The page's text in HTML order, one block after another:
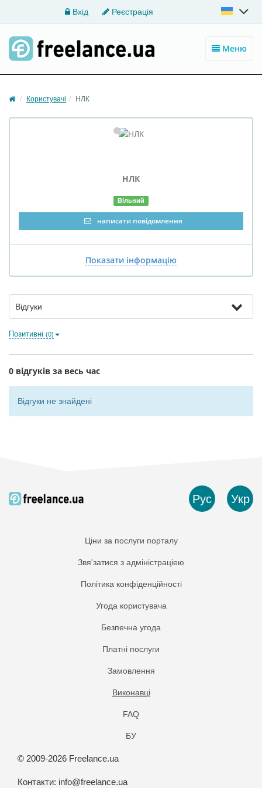
Вхід Реєстрація
Меню
Користувачі НЛК
НЛК
Вільний
написати повідомлення
Показати інформацію
Відгуки
Позитивні (0)
0 відгуків за весь час
Відгуки не знайдені
Рус Укр
Ціни за послуги порталу
Звя'затися з адміністраціею
Політика конфіденційності
Угода користувача
Безпечна угода
Платнi послуги
Замовлення
Виконавці
FAQ
БУ
© 2009-2026 Freelance.ua
Контакти: info@freelance.ua